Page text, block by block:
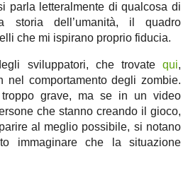
parla letteralmente di qualcosa di
storia dell’umanità, il quadro
che mi ispirano proprio fiducia.
sviluppatori, che trovate qui,
nel comportamento degli zombie.
grave, ma se in un video
che stanno creando il gioco,
al meglio possibile, si notano
immaginare che la situazione